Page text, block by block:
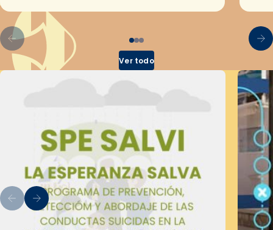
Ver todo